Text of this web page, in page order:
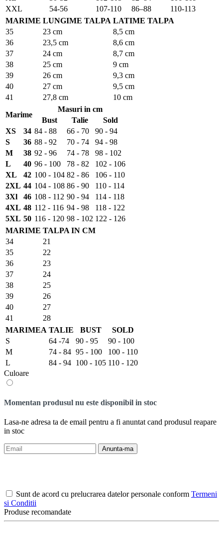
XXL
54-56 107-110 86–88
110-113
MARIME LUNGIME TALPA LATIME TALPA
35
23 cm
8,5 cm
36
23,5 cm
8,6 cm
37
24 cm
8,7 cm
38
25 cm
9 cm
39
26 cm
9,3 cm
40
27 cm
9,5 cm
41
27,8 cm 10 cm
Marime
Masuri in cm
Bust
Talie
Sold
XS
34 84 - 88 66 - 70
90 - 94
S
36 88 - 92 70 - 74
94 - 98
M
38 92 - 96 74 - 78
98 - 102
L
40 96 - 100 78 - 82
102 - 106
XL
42 100 - 104 82 - 86
106 - 110
2XL 44 104 - 108 86 - 90
110 - 114
3Xl
46 108 - 112 90 - 94
114 - 118
4XL 48 112 - 116 94 - 98
118 - 122
5XL 50 116 - 120 98 - 102 122 - 126
MARIME TALPA IN CM
34
21
35
22
36
23
37
24
38
25
39
26
40
27
41
28
MARIMEA TALIE BUST
SOLD
S
64 -74 90 - 95
90 - 100
M
74 - 84 95 - 100
100 - 110
L
84 - 94 100 - 105 110 - 120
Culoare
Momentan produsul nu este disponibil in stoc
Lasa-ne adresa ta de email pentru a fi anuntat cand produsul reapare
in stoc
Anunta-ma
Sunt de acord cu prelucrarea datelor personale conform Termeni
si Conditii
Produse recomandate